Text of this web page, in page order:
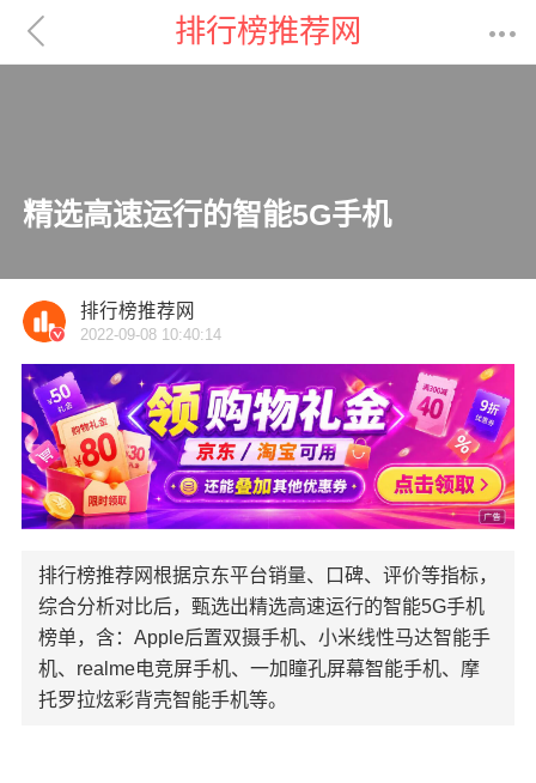
 排行榜推荐网 
精选高速运行的智能5G手机

排行榜推荐网
2022-09-08 10:40:14
排行榜推荐网根据京东平台销量、口碑、评价等指标，
综合分析对比后，甄选出精选高速运行的智能5G手机
榜单，含：Apple后置双摄手机、小米线性马达智能手
机、realme电竞屏手机、一加瞳孔屏幕智能手机、摩
托罗拉炫彩背壳智能手机等。